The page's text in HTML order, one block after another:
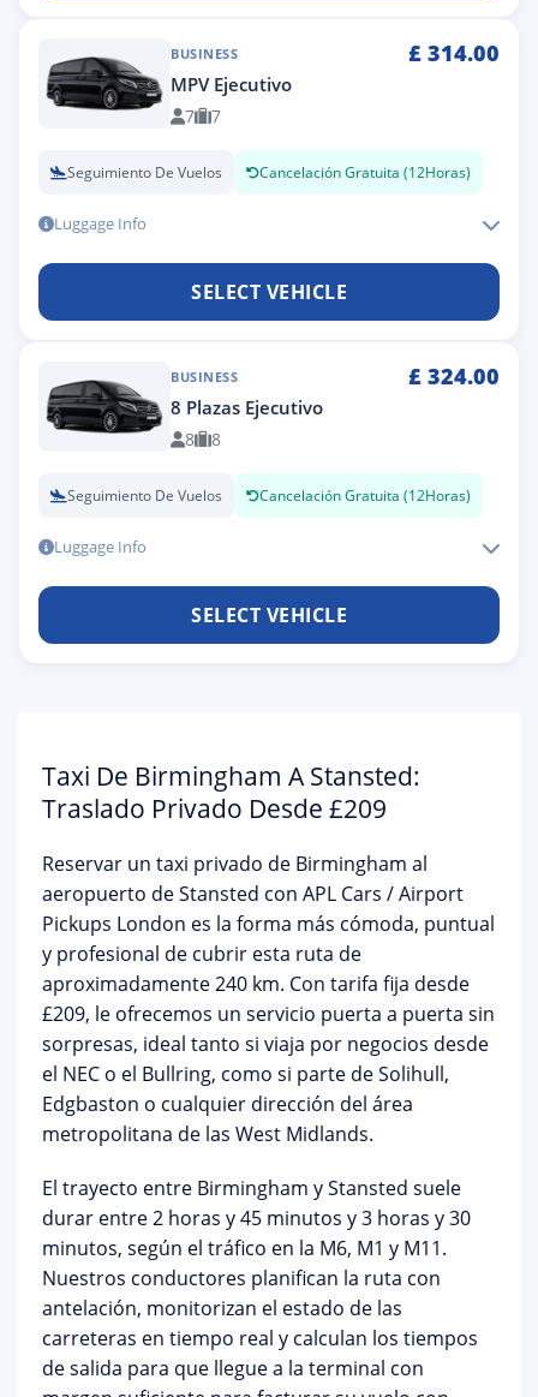
BUSINESS £ 314.00
MPV Ejecutivo
7 7
Seguimiento De Vuelos Cancelación Gratuita (12Horas)
Luggage Info
SELECT VEHICLE
BUSINESS £ 324.00
8 Plazas Ejecutivo
8 8
Seguimiento De Vuelos Cancelación Gratuita (12Horas)
Luggage Info
SELECT VEHICLE
Taxi De Birmingham A Stansted:
Traslado Privado Desde £209
Reservar un taxi privado de Birmingham al
aeropuerto de Stansted con APL Cars / Airport
Pickups London es la forma más cómoda, puntual
y profesional de cubrir esta ruta de
aproximadamente 240 km. Con tarifa fija desde
£209, le ofrecemos un servicio puerta a puerta sin
sorpresas, ideal tanto si viaja por negocios desde
el NEC o el Bullring, como si parte de Solihull,
Edgbaston o cualquier dirección del área
metropolitana de las West Midlands.
El trayecto entre Birmingham y Stansted suele
durar entre2 horas y 45 minutos y 3 horas y 30
minutos, según el tráfico en la M6, M1 y M11.
Nuestros conductores planifican la ruta con
antelación, monitorizan el estado de las
carreteras en tiempo real y calculan los tiempos
de salida para que llegue a la terminal con